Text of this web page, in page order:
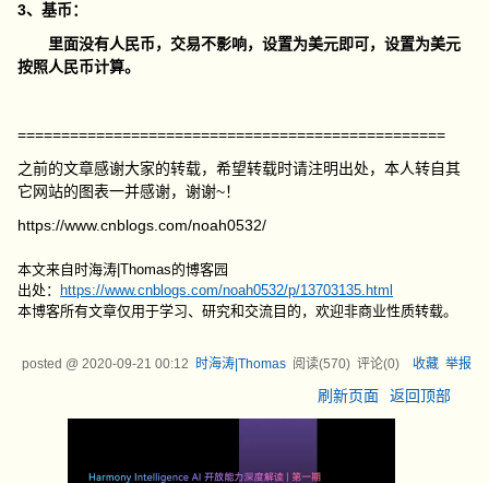
3、基币：
里面没有人民币，交易不影响，设置为美元即可，设置为美元
按照人民币计算。
=================================================
之前的文章感谢大家的转载，希望转载时请注明出处，本人转自其
它网站的图表一并感谢，谢谢~！
https://www.cnblogs.com/noah0532/
本文来自时海涛|Thomas的博客园
出处：
https://www.cnblogs.com/noah0532/p/13703135.html
本博客所有文章仅用于学习、研究和交流目的，欢迎非商业性质转载。
posted @ 2020-09-21 00:12 时海涛|Thomas阅读(570) 评论(0) 收藏 举报
刷新页面 返回顶部